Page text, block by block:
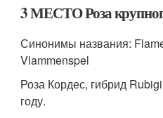
3 МЕСТО Роза
Синонимы названия:
Vlammenspel
Роза Кордес, гибрид
году.